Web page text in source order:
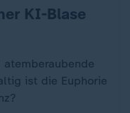
KI-Blase
ist die Euphorie